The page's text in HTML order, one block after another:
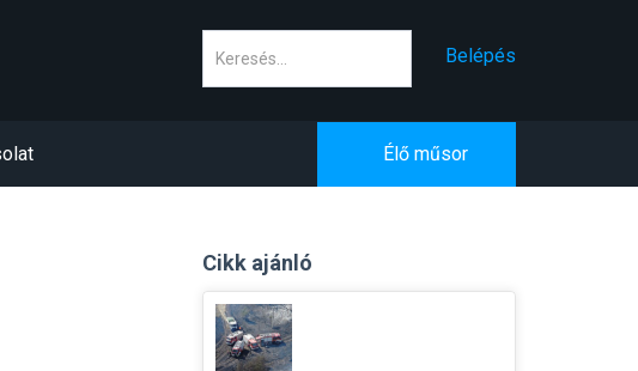
Belépés
Élő műsor
Cikk ajánló